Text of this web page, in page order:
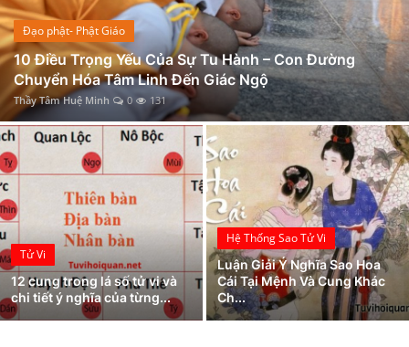
Đạo phật- Phật Giáo
10 Điều Trọng Yếu Của Sự Tu Hành – Con Đường
Chuyển Hóa Tâm Linh Đến Giác Ngộ
Thầy Tâm Huệ Minh 0 131
Tử Vi
12 cung trong lá số tử vi và
chi tiết ý nghĩa của từng...
Hệ Thống Sao Tử Vi
Luận Giải Ý Nghĩa Sao Hoa
Cái Tại Mệnh Và Cung Khác
Ch...